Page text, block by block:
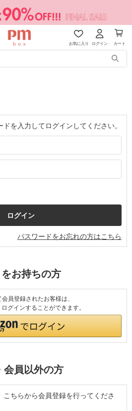
お気に入り ログイン カート
を入力してログインしてください。
パスワードをお忘れの方はこちら
お持ちの方
員登録されたお客様は、
グインすることができます。
会員以外の方
ちらから会員登録を行ってくださ